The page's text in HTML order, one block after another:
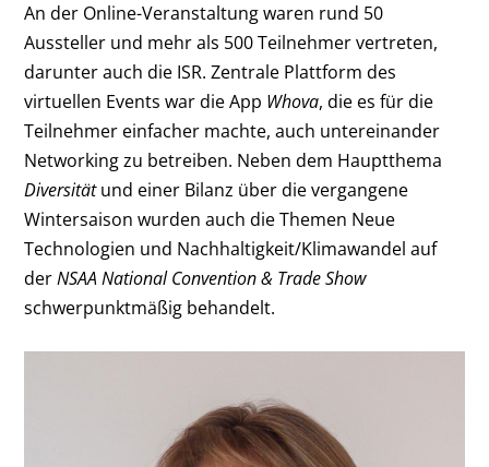
An der Online-Veranstaltung waren rund 50
Aussteller und mehr als 500 Teilnehmer vertreten,
darunter auch die ISR. Zentrale Plattform des
virtuellen Events war die App Whova, die es für die
Teilnehmer einfacher machte, auch untereinander
Networking zu betreiben. Neben dem Hauptthema
Diversitätund einer Bilanz über die vergangene
Wintersaison wurden auch die Themen Neue
Technologien und Nachhaltigkeit/Klimawandel auf
derNSAA National Convention & Trade Show
schwerpunktmäßig behandelt.